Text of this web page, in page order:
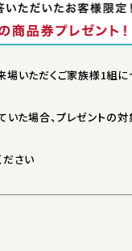
いただくご家族様1組に
た場合、プレゼントの対
さい